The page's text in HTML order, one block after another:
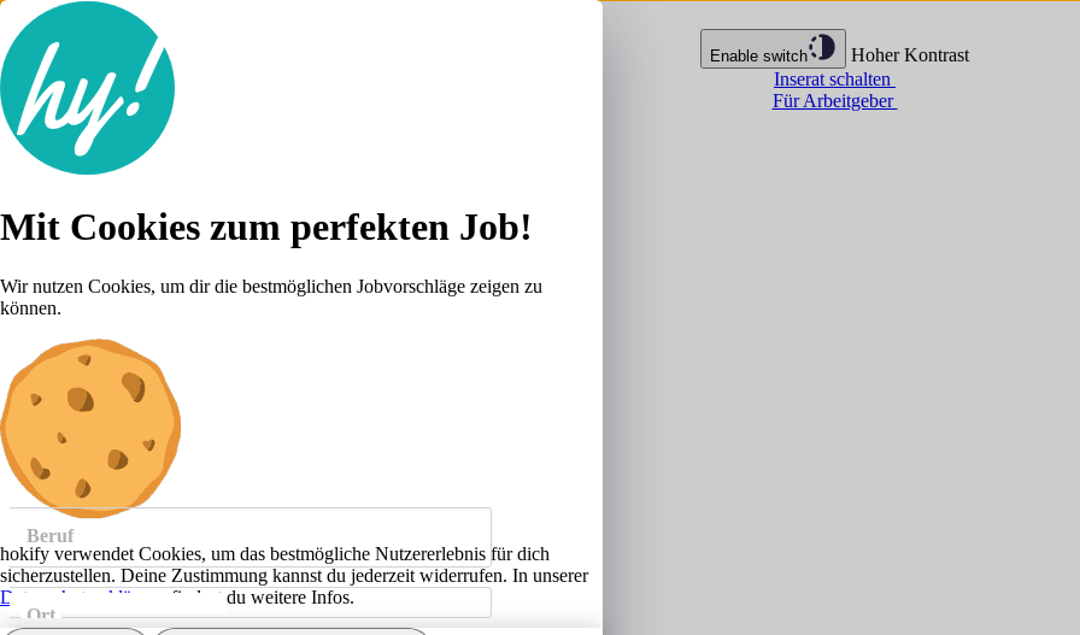
Enable switch
Hoher Kontrast
Inserat schalten
Für Arbeitgeber
Lebenslauf
Karriere-Tipps
Anmelden
Jobs anzeigen
Beruf
Ort
Mit Cookies zum perfekten Job!
Wir nutzen Cookies, um dir die bestmöglichen Jobvorschläge zeigen zu
können.
hokify verwendet Cookies, um das bestmögliche Nutzererlebnis für dich
sicherzustellen. Deine Zustimmung kannst du jederzeit widerrufen. In unserer
Datenschutzerklärung
findest du weitere Infos.